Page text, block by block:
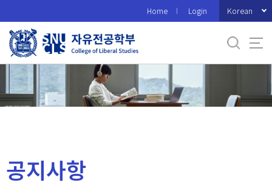
로
메
Home Login Korean
공지사항